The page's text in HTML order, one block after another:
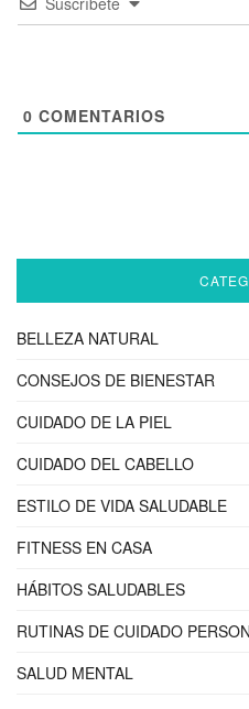
0 COMENTARIOS
BELLEZA NATURAL
CONSEJOS DE BIENESTAR
CUIDADO DE LA PIEL
CUIDADO DEL CABELLO
ESTILO DE VIDA SALUDABLE
FITNESS EN CASA
HÁBITOS SALUDABLES
RUTINAS DE CUIDADO
SALUD MENTAL